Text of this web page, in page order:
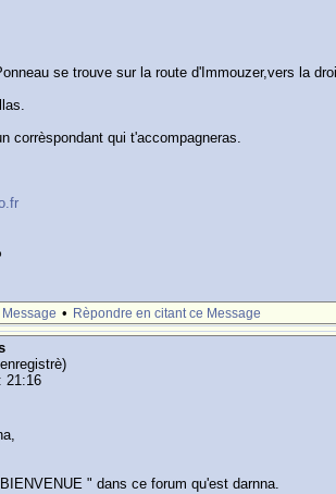
se trouve sur la route d'Immouzer,vers la
corrèspondant qui t'accompagneras.
• Rèpondre en citant ce Message
21:16
" dans ce forum qu'est darnna.